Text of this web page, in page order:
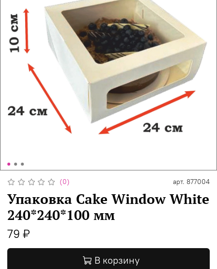
(0) арт. 877004
Упаковка Cake Window White
240*240*100 мм
79 ₽
В корзину